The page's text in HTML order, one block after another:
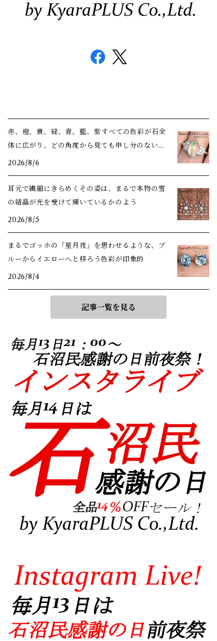
赤、橙、黄、緑、青、藍、紫――すべての色彩が石全
体に広がり、どの角度から見ても申し分のない美
しさ
2026/8/6
耳元で繊細にきらめくその姿は、まるで本物の雪
の結晶が光を受けて輝いているかのよう
2026/8/5
まるでゴッホの「星月夜」を思わせるような、ブ
ルーからイエローへと移ろう色彩が印象的
2026/8/4
記事一覧を見る